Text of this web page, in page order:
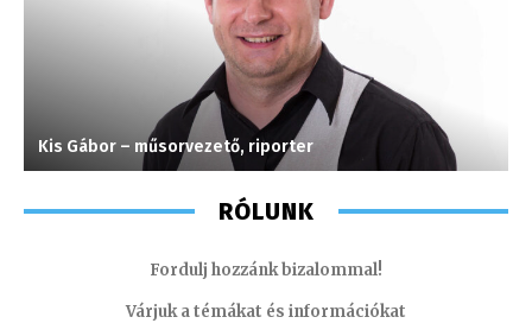
Kis Gábor – műsorvezető, riporter
RÓLUNK
Fordulj hozzánk bizalommal!
Várjuk a témákat és információkat